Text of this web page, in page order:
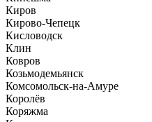
Киров
Кирово-Чепецк
Кисловодск
Клин
Ковров
Козьмодемьянск
Комсомольск-на-Амуре
Королёв
Коряжма